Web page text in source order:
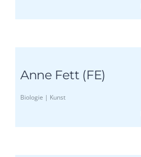
Anne Fett (FE)
Biologie | Kunst